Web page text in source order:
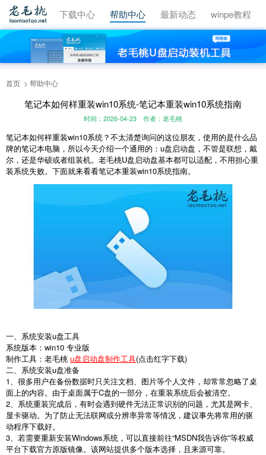
视频教程 下载中心 帮助中心 最新动态 winpe教程
首页 帮助中心
笔记本如何样重装win10系统-笔记本重装win10系统指南
时间：2026-04-23 作者：老毛桃
笔记本如何样重装win10系统？不太清楚询问的这位朋友，使用的是什么品
牌的笔记本电脑，所以今天介绍一个通用的：u盘启动盘，不管是联想，戴
尔，还是华硕或者组装机。老毛桃U盘启动盘基本都可以适配，不用担心重
装系统失败。下面就来看看笔记本重装win10系统指南。
一、系统安装u盘工具
系统版本：win10 专业版
制作工具：老毛桃 u盘启动盘制作工具(点击红字下载)
二、系统安装u盘准备
1、很多用户在备份数据时只关注文档、图片等个人文件，却常常忽略了桌
面上的内容。由于桌面属于C盘的一部分，在重装系统后会被清空。
2、系统重装完成后，有时会遇到硬件无法正常识别的问题，尤其是网卡、
显卡驱动。为了防止无法联网或分辨率异常等情况，建议事先将常用的驱
动程序下载好。
3、若需要重新安装Windows系统，可以直接前往“MSDN我告诉你”等权威
平台下载官方原版镜像。该网站提供多个版本选择，且来源可靠。